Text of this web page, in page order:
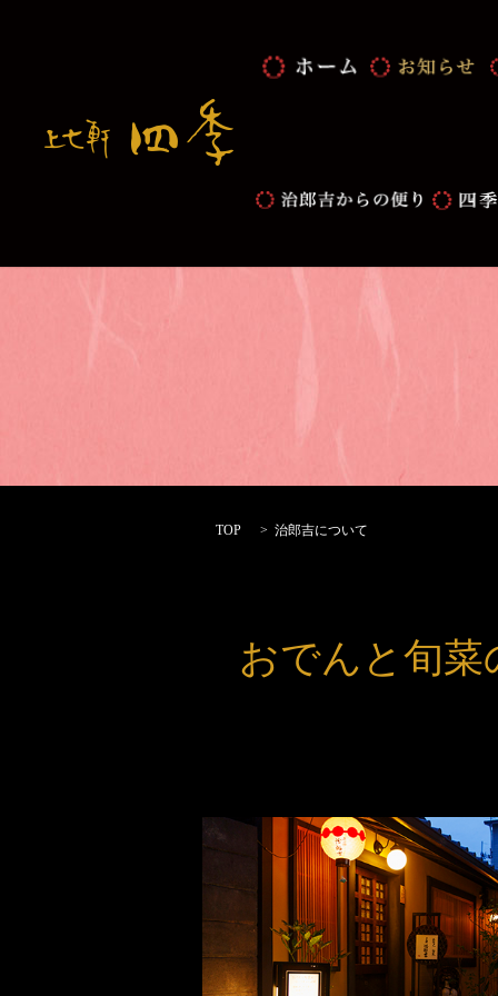
TOP 治郎吉について
おでんと旬菜